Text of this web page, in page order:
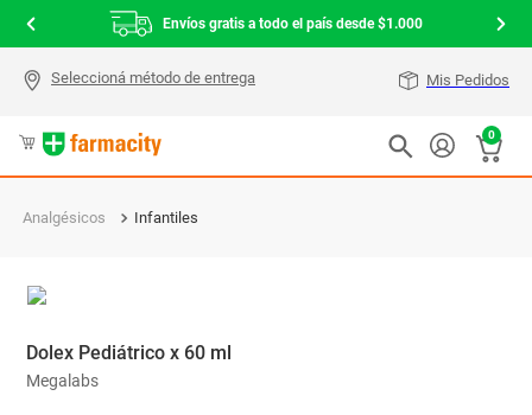
Envíos gratis a todo el país desde $1.000
Mis Pedidos
0
Analgésicos Infantiles
Dolex Pediátrico x 60 ml
Megalabs